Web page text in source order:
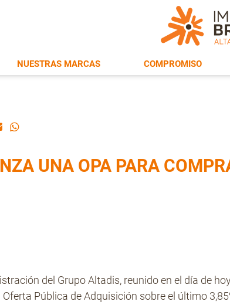
NUESTRAS MARCAS COMPROMISO
UNA OPA PARA
del Grupo Altadis, reunido en el día de
Pública de Adquisición sobre el último